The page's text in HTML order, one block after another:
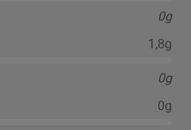
0g
1,8g
0g
0g